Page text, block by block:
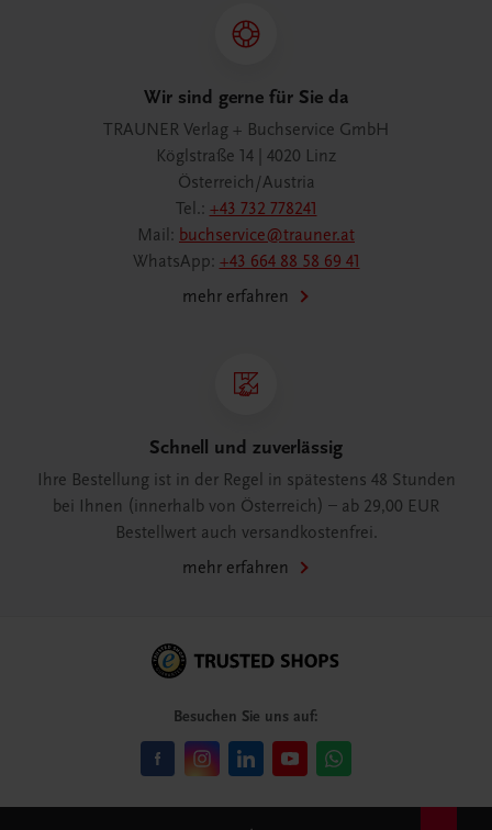
Wir sind gerne für Sie da
TRAUNER Verlag + Buchservice GmbH
Köglstraße 14 | 4020 Linz
Österreich/Austria
Tel.: +43 732 778241
Mail: buchservice@trauner.at
WhatsApp: +43 664 88 58 69 41
mehr erfahren
Schnell und zuverlässig
Ihre Bestellung ist in der Regel in spätestens 48 Stunden
bei Ihnen (innerhalb von Österreich) – ab 29,00 EUR
Bestellwert auch versandkostenfrei.
mehr erfahren
Besuchen Sie uns auf: